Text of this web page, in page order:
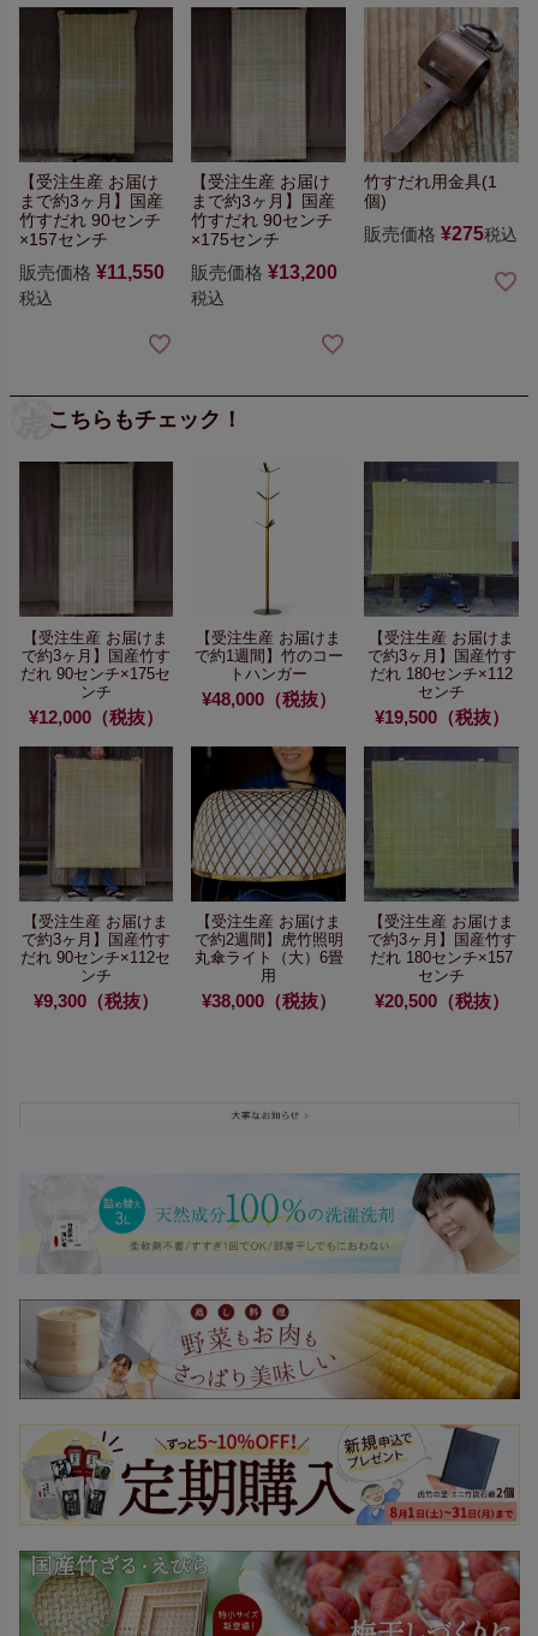
【受注生産 お届け
まで約3ヶ月】
国産
竹すだれ 90センチ
×157センチ
販売価格 ¥11,550
税込
【受注生産 お届け
まで約3ヶ月】 国産
竹すだれ 90センチ
×175センチ
販売価格 ¥13,200
税込
竹すだれ用金具(1
個)
販売価格 ¥275税込
こちらもチェック！
【受注生産 お届けま
で約3ヶ月】
国産竹す
だれ 90センチ×175セ
ンチ
¥12,000（税抜）
【受注生産 お届けま
で約1週間】 竹のコー
トハンガー
¥48,000（税抜）
【受注生産 お届けま
で約3ヶ月】
国産竹す
だれ 180センチ×112
センチ
¥19,500（税抜）
【受注生産 お届けま
で約3ヶ月】
国産竹す
だれ 90センチ×112セ
ンチ
¥9,300（税抜）
【受注生産 お届けま
で約2週間】 虎竹照明
丸傘ライト（大）6畳
用
¥38,000（税抜）
【受注生産 お届けま
で約3ヶ月】
国産竹す
だれ 180センチ×157
センチ
¥20,500（税抜）